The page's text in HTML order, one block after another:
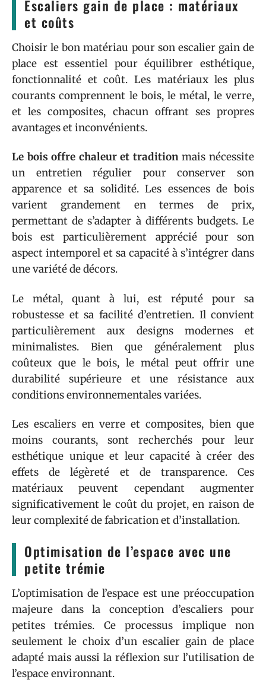
Escaliers gain de place : matériaux
et coûts
Choisir le bon matériau pour son escalier gain de
place est essentiel pour équilibrer esthétique,
fonctionnalité et coût. Les matériaux les plus
courants comprennent le bois, le métal, le verre,
et les composites, chacun offrant ses propres
avantages et inconvénients.
Le bois offre chaleur et traditionmais nécessite
un entretien régulier pour conserver son
apparence et sa solidité. Les essences de bois
varient grandement en termes de prix,
permettant de s’adapter à différents budgets. Le
bois est particulièrement apprécié pour son
aspect intemporel et sa capacité à s’intégrer dans
une variété de décors.
Le métal, quant à lui, est réputé pour sa
robustesse et sa facilité d’entretien. Il convient
particulièrement aux designs modernes et
minimalistes. Bien que généralement plus
coûteux que le bois, le métal peut offrir une
durabilité supérieure et une résistance aux
conditions environnementales variées.
Les escaliers en verre et composites, bien que
moins courants, sont recherchés pour leur
esthétique unique et leur capacité à créer des
effets de légèreté et de transparence. Ces
matériaux peuvent cependant augmenter
significativement le coût du projet, en raison de
leur complexité de fabrication et d’installation.
Optimisation de l’espace avec une
petite trémie
L’optimisation de l’espace est une préoccupation
majeure dans la conception d’escaliers pour
petites trémies. Ce processus implique non
seulement le choix d’un escalier gain de place
adapté mais aussi la réflexion sur l’utilisation de
l’espace environnant.